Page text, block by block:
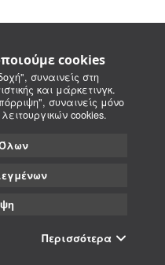
cookies
συναινείς στη
και μάρκετινγκ.
συναινείς μόνο
cookies.
Περισσότερα